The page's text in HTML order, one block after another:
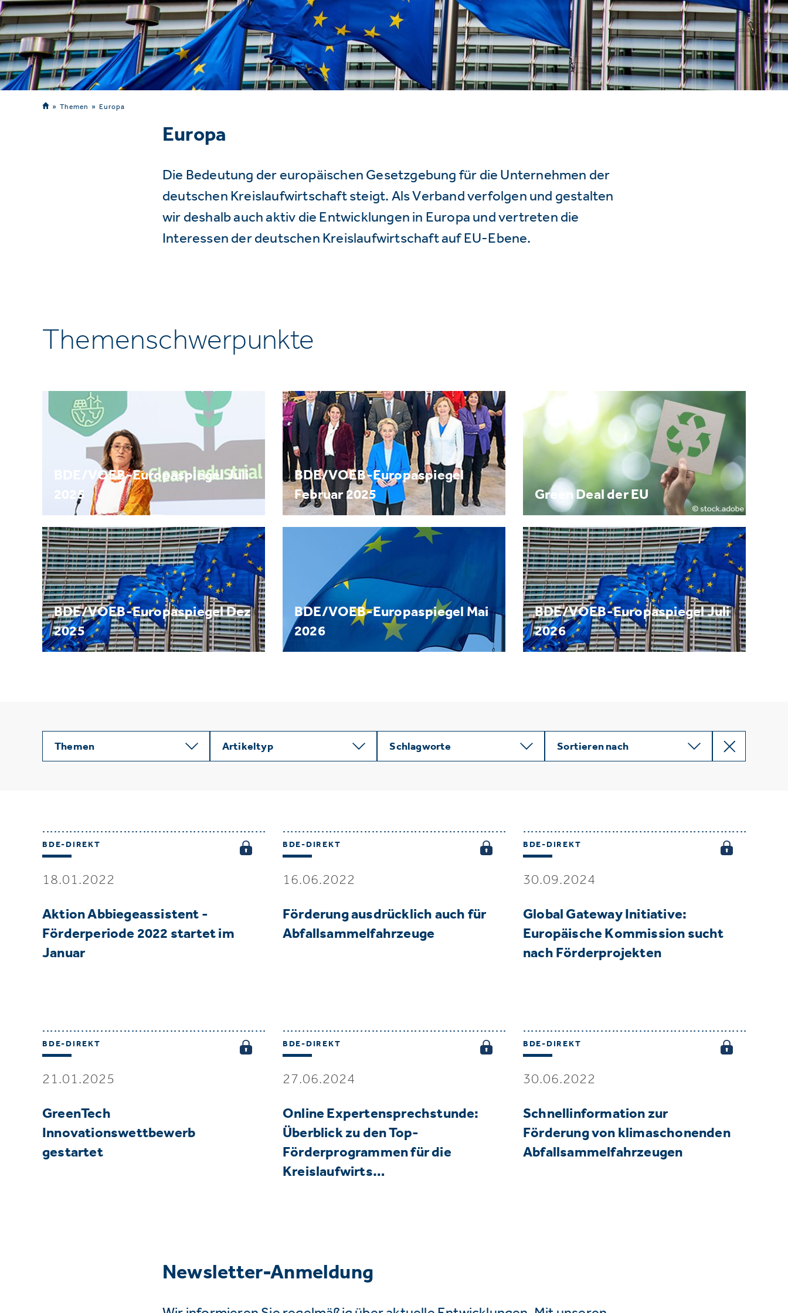
Themen Europa
Europa
Die Bedeutung der europäischen Gesetzgebung für die Unternehmen der
deutschen Kreislaufwirtschaft steigt. Als Verband verfolgen und gestalten
wir deshalb auch aktiv die Entwicklungen in Europa und vertreten die
Interessen der deutschen Kreislaufwirtschaft auf EU-Ebene.
Themenschwerpunkte
BDE/VOEB-Europaspiegel Juli
2025
BDE/VOEB-Europaspiegel
Februar 2025
Green Deal der EU
BDE/VOEB-Europaspiegel Dez
2025
BDE/VOEB-Europaspiegel Mai
2026
BDE/VOEB-Europaspiegel Juli
2026
Themen Artikeltyp Schlagworte Sortieren nach
BDE-DIREKT
18.01.2022
Aktion Abbiegeassistent -
Förderperiode 2022 startet im
Januar
BDE-DIREKT
16.06.2022
Förderung ausdrücklich auch für
Abfallsammelfahrzeuge
BDE-DIREKT
30.09.2024
Global Gateway Initiative:
Europäische Kommission sucht
nach Förderprojekten
BDE-DIREKT
21.01.2025
GreenTech
Innovationswettbewerb
gestartet
BDE-DIREKT
27.06.2024
Online Expertensprechstunde:
Überblick zu den Top-
Förderprogrammen für die
Kreislaufwirts…
BDE-DIREKT
30.06.2022
Schnellinformation zur
Förderung von klimaschonenden
Abfallsammelfahrzeugen
Newsletter-Anmeldung